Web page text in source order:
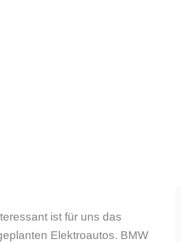
ist für uns das
Elektroautos. BMW